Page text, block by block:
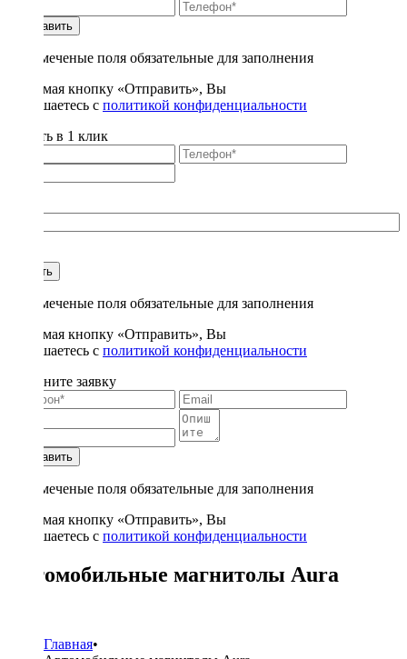
Отправить
* - отмеченые поля обязательные для заполнения
Нажимая кнопку «Отправить», Вы
соглашаетесь с политикой конфиденциальности
Купить в 1 клик
Купить
* - отмеченые поля обязательные для заполнения
Нажимая кнопку «Отправить», Вы
соглашаетесь с политикой конфиденциальности
Заполните заявку
Отправить
* - отмеченые поля обязательные для заполнения
Нажимая кнопку «Отправить», Вы
соглашаетесь с политикой конфиденциальности
Автомобильные магнитолы Aura
Главная•